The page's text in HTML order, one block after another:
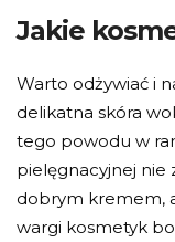
Jakie
Warto odżywiać i
delikatna skóra
tego powodu w
pielęgnacyjnej nie
dobrym kremem,
wargi kosmetyk